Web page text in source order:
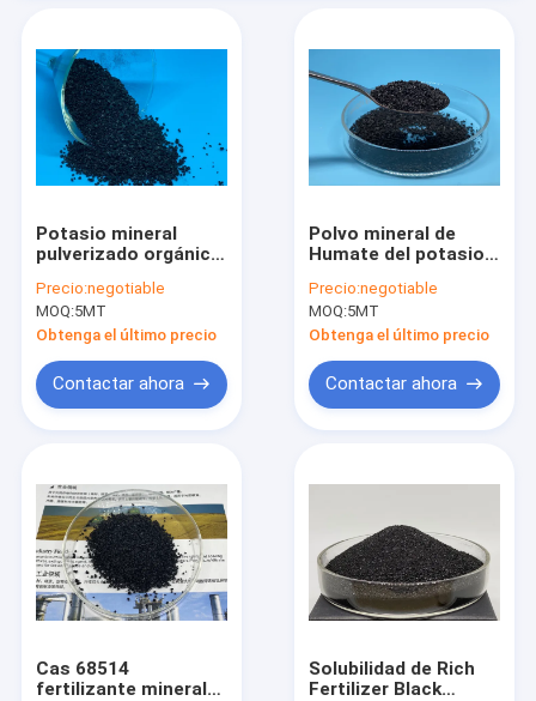
Potasio mineral
pulverizado orgánico
fertilizante de
Humate del potasio
28 3
Precio:negotiable
MOQ:5MT
Obtenga el último precio
Contactar ahora
Polvo mineral de
Humate del potasio
para la planta
Precio:negotiable
MOQ:5MT
Obtenga el último precio
Contactar ahora
Cas 68514
fertilizante mineral
Solubilidad de Rich
Fertilizer Black